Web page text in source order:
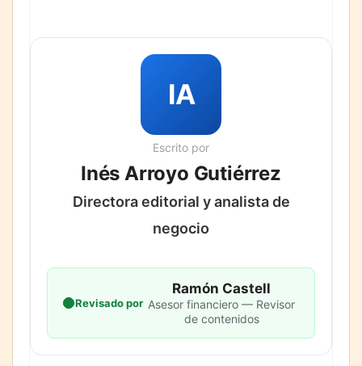
IA
Escrito por
Inés Arroyo Gutiérrez
Directora editorial y analista de
negocio
Revisado por
Ramón Castell
Asesor financiero — Revisor
de contenidos